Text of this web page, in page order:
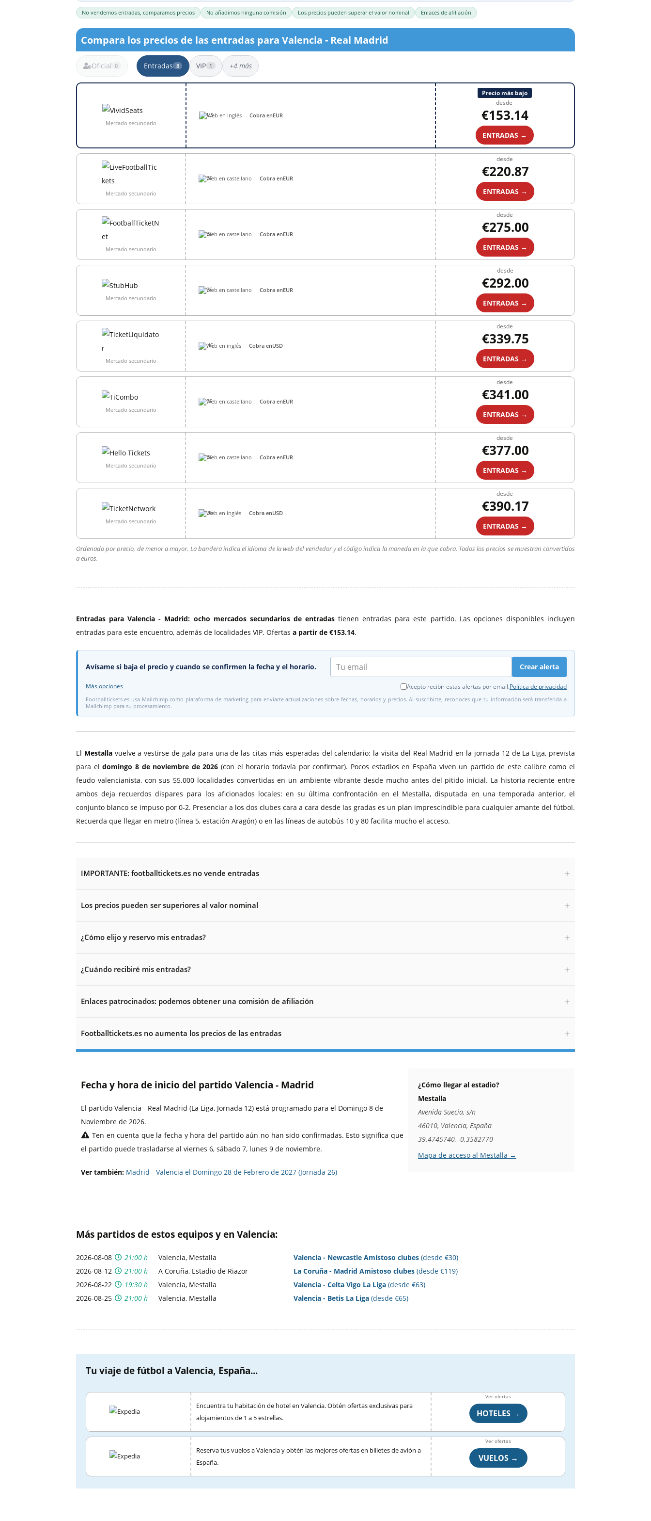
Entradas Real Sociedad
Entradas Celtic Glasgow
Entradas Ajax Amsterdam
Entradas Borussia Dortmund
Entradas Benfica
Entradas Glasgow Rangers
Entradas Liga Brasileña
Entradas Liga Portugal
Entradas Eredivisie
Entradas Premiership Escocia
Entradas Saudi Pro League
Entradas Liga de Naciones
Entradas Champions Cup
Entradas Leagues Cup
Entradas Liga Campeones AFC
Entradas Copa Asiática 2027
Entradas Euro 2028
No vendemos entradas, comparamos precios No añadimos ninguna comisión Los precios pueden superar el valor nominal Enlaces de afiliación
Compara los precios de las entradas para Valencia - Real Madrid
Oficial 0 Entradas 8 VIP 1 +4 más
8 resultados
Mercado secundario
Web en inglés Cobra enEUR
Precio más bajo
desde
€153.14
ENTRADAS →
Mercado secundario
Web en castellano Cobra enEUR
desde
€220.87
ENTRADAS →
Mercado secundario
Web en castellano Cobra enEUR
desde
€275.00
ENTRADAS →
Mercado secundario
Web en castellano Cobra enEUR
desde
€292.00
ENTRADAS →
Mercado secundario
Web en inglés Cobra enUSD
desde
€339.75
ENTRADAS →
Mercado secundario
Web en castellano Cobra enEUR
desde
€341.00
ENTRADAS →
Mercado secundario
Web en castellano Cobra enEUR
desde
€377.00
ENTRADAS →
Mercado secundario
Web en inglés Cobra enUSD
desde
€390.17
ENTRADAS →
Ordenado por precio, de menor a mayor. La bandera indica el idioma de la web del vendedor y el código indica la moneda en la que cobra. Todos los precios se muestran convertidos
a euros.
Entradas para Valencia - Madrid: ocho mercados secundarios de entradas tienen entradas para este partido. Las opciones disponibles incluyen
entradas para este encuentro, además de localidades VIP. Ofertas a partir de €153.14.
Avísame si baja el precio y cuando se confirmen la fecha y el horario. Crear alerta
Acepto recibir estas alertas por email.Política de privacidad
Más opciones
Footballtickets.es usa Mailchimp como plataforma de marketing para enviarte actualizaciones sobre fechas, horarios y precios. Al suscribirte, reconoces que tu información será transferida a
Mailchimp para su procesamiento.
El Mestallavuelve a vestirse de gala para una de las citas más esperadas del calendario: la visita del Real Madrid en la jornada 12 de La Liga, prevista
para eldomingo 8 de noviembre de 2026 (con el horario todavía por confirmar). Pocos estadios en España viven un partido de este calibre como el
feudo valencianista, con sus 55.000 localidades convertidas en un ambiente vibrante desde mucho antes del pitido inicial. La historia reciente entre
ambos deja recuerdos dispares para los aficionados locales: en su última confrontación en el Mestalla, disputada en una temporada anterior, el
conjunto blanco se impuso por 0-2. Presenciar a los dos clubes cara a cara desde las gradas es un plan imprescindible para cualquier amante del fútbol.
Recuerda que llegar en metro (línea 5, estación Aragón) o en las líneas de autobús 10 y 80 facilita mucho el acceso.
IMPORTANTE: footballtickets.es no vende entradas
Los precios pueden ser superiores al valor nominal
¿Cómo elijo y reservo mis entradas?
¿Cuándo recibiré mis entradas?
Enlaces patrocinados: podemos obtener una comisión de afiliación
Footballtickets.es no aumenta los precios de las entradas
Fecha y hora de inicio del partido Valencia - Madrid
El partido Valencia - Real Madrid (La Liga, Jornada 12) está programado para el Domingo 8 de
Noviembre de 2026.
Ten en cuenta que la fecha y hora del partido aún no han sido confirmadas. Esto significa que
el partido puede trasladarse al viernes 6, sábado 7, lunes 9 de noviembre.
Ver también: Madrid - Valencia el Domingo 28 de Febrero de 2027 (Jornada 26)
¿Cómo llegar al estadio?
Mestalla
Avenida Suecia, s/n
46010, Valencia, España
39.4745740, -0.3582770
Mapa de acceso al Mestalla →
Más partidos de estos equipos y en Valencia:
2026-08-08 21:00 h Valencia, Mestalla Valencia - Newcastle Amistoso clubes (desde €30)
2026-08-12
21:00 h A Coruña, Estadio de Riazor La Coruña - Madrid Amistoso clubes (desde €119)
2026-08-22
19:30 h Valencia, Mestalla Valencia - Celta Vigo La Liga (desde €63)
2026-08-25
21:00 h Valencia, Mestalla Valencia - Betis La Liga (desde €65)
Tu viaje de fútbol a Valencia, España...
Encuentra tu habitación de hotel en Valencia. Obtén ofertas exclusivas para
alojamientos de 1 a 5 estrellas.
Ver ofertas
HOTELES →
Reserva tus vuelos a Valencia y obtén las mejores ofertas en billetes de avión a
España.
Ver ofertas
VUELOS →